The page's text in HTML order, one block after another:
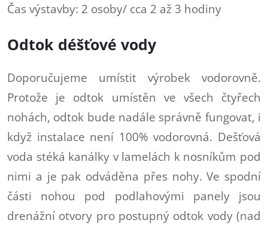
Čas výstavby: 2 osoby/ cca 2 až 3 hodiny
Odtok déšťové vody
Doporučujeme umístit výrobek vodorovně.
Protože je odtok umístěn ve všech čtyřech
nohách, odtok bude nadále správně fungovat, i
když instalace není 100% vodorovná. Dešťová
voda stéká kanálky v lamelách k nosníkům pod
nimi a je pak odváděna přes nohy. Ve spodní
části nohou pod podlahovými panely jsou
drenážní otvory pro postupný odtok vody (nad